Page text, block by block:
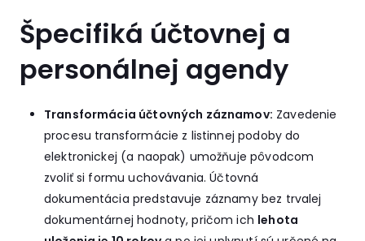
Špecifiká účtovnej a
personálnej agendy
Transformácia účtovných záznamov: Zavedenie
procesu transformácie z listinnej podoby do
elektronickej (a naopak) umožňuje pôvodcom
zvoliť si formu uchovávania. Účtovná
dokumentácia predstavuje záznamy bez trvalej
dokumentárnej hodnoty, pričom ich lehota